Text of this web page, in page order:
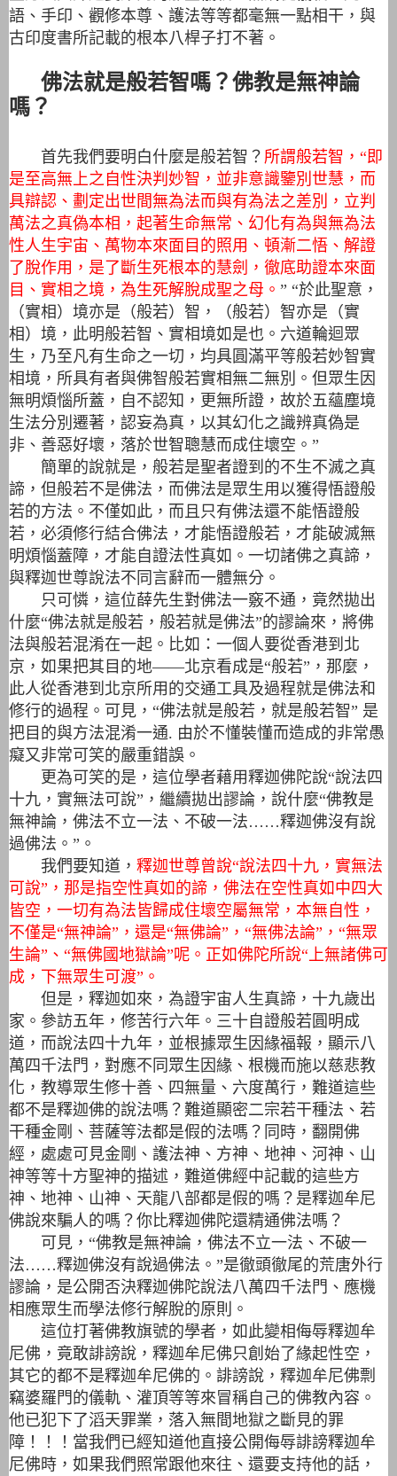
語、手印、觀修本尊、護法等等都毫無一點相干，與
古印度書所記載的根本八桿子打不著。
佛法就是般若智嗎？佛教是無神論
嗎？
首先我們要明白什麼是般若智？ 所謂般若智，“即
是至高無上之自性決判妙智，並非意識鑒別世慧，而
具辯認、劃定出世間無為法而與有為法之差別，立判
萬法之真偽本相，起著生命無常、幻化有為與無為法
性人生宇宙、萬物本來面目的照用、頓漸二悟、解證
了脫作用，是了斷生死根本的慧劍，徹底助證本來面
目、實相之境，為生死解脫成聖之母。 ” “於此聖意，
（實相）境亦是（般若）智，（般若）智亦是（實
相）境，此明般若智、實相境如是也。六道輪迴眾
生，乃至凡有生命之一切，均具圓滿平等般若妙智實
相境，所具有者與佛智般若實相無二無別。但眾生因
無明煩惱所蓋，自不認知，更無所證，故於五蘊塵境
生法分別遷著，認妄為真，以其幻化之識辨真偽是
非、善惡好壞，落於世智聰慧而成住壞空。”
簡單的說就是，般若是聖者證到的不生不滅之真
諦，但般若不是佛法，而佛法是眾生用以獲得悟證般
若的方法。不僅如此，而且只有佛法還不能悟證般
若，必須修行結合佛法，才能悟證般若，才能破滅無
明煩惱蓋障，才能自證法性真如。一切諸佛之真諦，
與釋迦世尊說法不同言辭而一體無分。
只可憐，這位薛先生對佛法一竅不通，竟然拋出
什麼“佛法就是般若，般若就是佛法”的謬論來，將佛
法與般若混淆在一起。比如：一個人要從香港到北
京，如果把其目的地——北京看成是“般若”，那麼，
此人從香港到北京所用的交通工具及過程就是佛法和
修行的過程。可見，“佛法就是般若，就是般若智” 是
把目的與方法混淆一通. 由於不懂裝懂而造成的非常愚
癡又非常可笑的嚴重錯誤。
更為可笑的是，這位學者藉用釋迦佛陀說“說法四
十九，實無法可說”，繼續拋出謬論，說什麼“佛教是
無神論，佛法不立一法、不破一法……釋迦佛沒有說
過佛法。”。
我們要知道， 釋迦世尊曾說“說法四十九，實無法
可說”，那是指空性真如的諦，佛法在空性真如中四大
皆空，一切有為法皆歸成住壞空屬無常，本無自性，
不僅是“無神論”，還是“無佛論”，“無佛法論”，“無眾
生論”、“無佛國地獄論”呢。正如佛陀所說“上無諸佛可
成，下無眾生可渡”。
但是，釋迦如來，為證宇宙人生真諦，十九歲出
家。參訪五年，修苦行六年。三十自證般若圓明成
道，而說法四十九年，並根據眾生因緣福報，顯示八
萬四千法門，對應不同眾生因緣、根機而施以慈悲教
化，教導眾生修十善、四無量、六度萬行，難道這些
都不是釋迦佛的說法嗎？難道顯密二宗若干種法、若
干種金剛、菩薩等法都是假的法嗎？同時，翻開佛
經，處處可見金剛、護法神、方神、地神、河神、山
神等等十方聖神的描述，難道佛經中記載的這些方
神、地神、山神、天龍八部都是假的嗎？是釋迦牟尼
佛說來騙人的嗎？你比釋迦佛陀還精通佛法嗎？
可見，“佛教是無神論，佛法不立一法、不破一
法……釋迦佛沒有說過佛法。”是徹頭徹尾的荒唐外行
謬論，是公開否決釋迦佛陀說法八萬四千法門、應機
相應眾生而學法修行解脫的原則。
這位打著佛教旗號的學者，如此變相侮辱釋迦牟
尼佛，竟敢誹謗說，釋迦牟尼佛只創始了緣起性空，
其它的都不是釋迦牟尼佛的。誹謗說，釋迦牟尼佛剽
竊婆羅門的儀軌、灌頂等等來冒稱自己的佛教內容。
他已犯下了滔天罪業，落入無間地獄之斷見的罪
障！！！當我們已經知道他直接公開侮辱誹謗釋迦牟
尼佛時，如果我們照常跟他來往、還要支持他的話，